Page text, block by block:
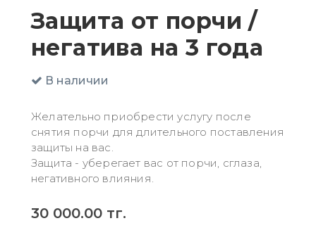
Защита от порчи /
негатива на 3 года
В наличии
Желательно приобрести услугу после
снятия порчи для длительного поставления
защиты на вас.
Защита - уберегает вас от порчи, сглаза,
негативного влияния.
30 000.00 тг.